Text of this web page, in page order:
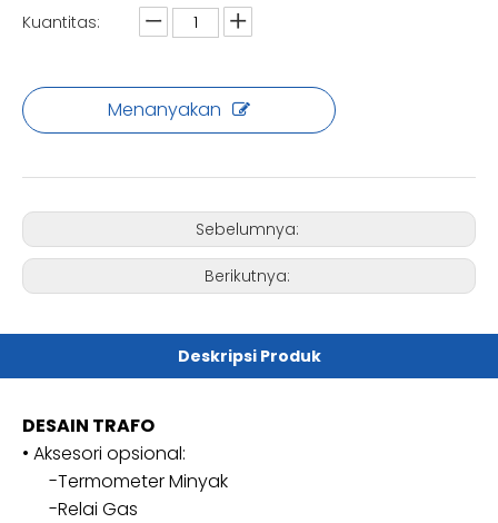
Kuantitas:
Menanyakan
Sebelumnya:
Berikutnya:
Deskripsi Produk
DESAIN TRAFO
• Aksesori opsional:
-Termometer Minyak
-Relai Gas